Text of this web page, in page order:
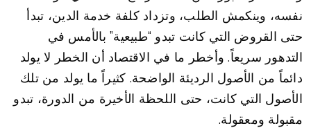
نفسه، وينكمش الطلب، وتزداد كلفة خدمة الدين، تبدأ
حتى القروض التي كانت تبدو “طبيعية” بالأمس في
التدهور سريعاً. وأخطر ما في الاقتصاد أن الخطر لا يولد
دائماً من الأصول الرديئة الواضحة. كثيراً ما يولد من تلك
الأصول التي كانت، حتى اللحظة الأخيرة من الدورة، تبدو
مقبولة ومعقولة.